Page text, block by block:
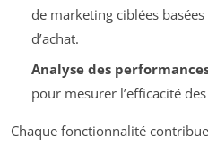
de marketing ciblées
d’achat.
Analyse des
pour mesurer l’efficacité
Chaque fonctionnalité